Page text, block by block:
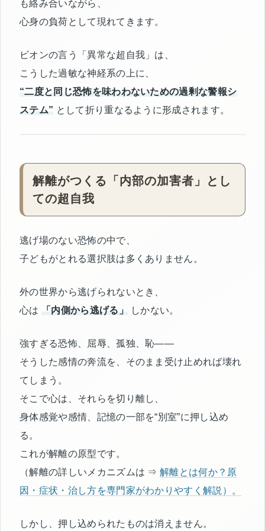
も絡み合いながら、
心身の負荷として現れてきます。
ビオンの言う「異常な超自我」は、
こうした過敏な神経系の上に、
“二度と同じ恐怖を味わわないための過剰な警報シ
ステム” として折り重なるように形成されます。
解離がつくる「内部の加害者」とし
ての超自我
逃げ場のない恐怖の中で、
子どもがとれる選択肢は多くありません。
外の世界から逃げられないとき、
心は
「内側から逃げる」 しかない。
強すぎる恐怖、屈辱、孤独、恥――
そうした感情の奔流を、そのまま受け止めれば壊れ
てしまう。
そこで心は、それらを切り離し、
身体感覚や感情、記憶の一部を“別室”に押し込め
る。
これが解離の原型です。
（解離の詳しいメカニズムは ⇒解離とは何か？原
因・症状・治し方を専門家がわかりやすく解説 ）。
しかし、押し込められたものは消えません。